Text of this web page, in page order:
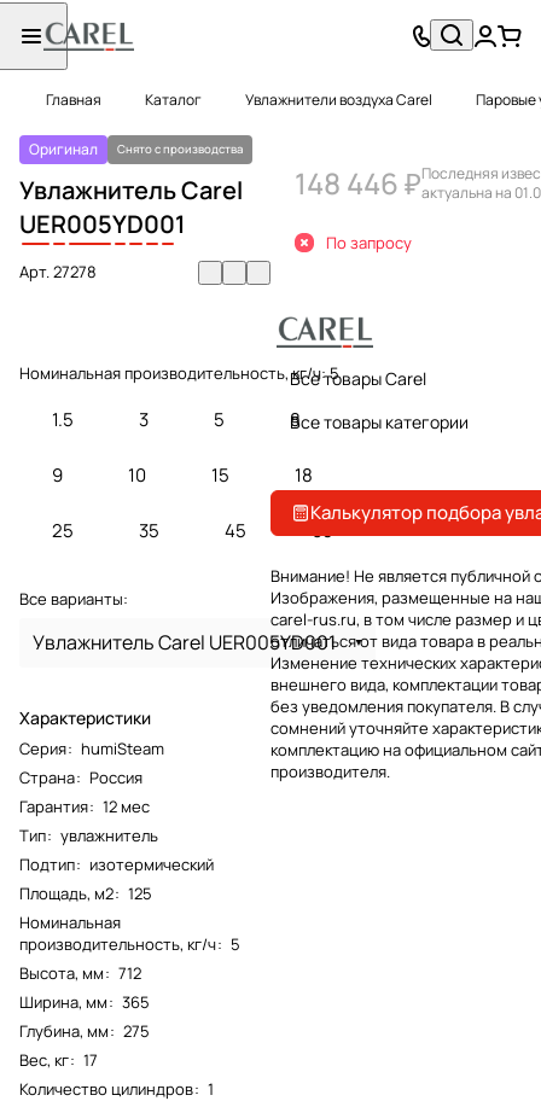
Главная Каталог Увлажнители воздуха Carel Паровые
Оригинал Снято с производства
Увлажнитель Carel
UER005YD001
Арт.27278
Номинальная производительность, кг/ч:5
1.5 3 5 8
9 10 15 18
25 35 45 65
Все варианты:
Увлажнитель Carel UER005YD001
Характеристики
Серия: humiSteam
Страна: Россия
Гарантия: 12 мес
Тип: увлажнитель
Подтип: изотермический
Площадь, м2: 125
Номинальная
производительность, кг/ч: 5
Высота, мм: 712
Ширина, мм: 365
Глубина, мм: 275
Вес, кг: 17
Количество цилиндров: 1
148 446 ₽Последняя
актуальна на
По запросу
Все товары Carel
Все товары категории
Калькулятор подбора
Внимание! Не является публичной
Изображения, размещенные на
carel-rus.ru, в том числе размер и
отличаться от вида товара в
Изменение технических
внешнего вида, комплектации
без уведомления покупателя. В
сомнений уточняйте
комплектацию на официальном
производителя.